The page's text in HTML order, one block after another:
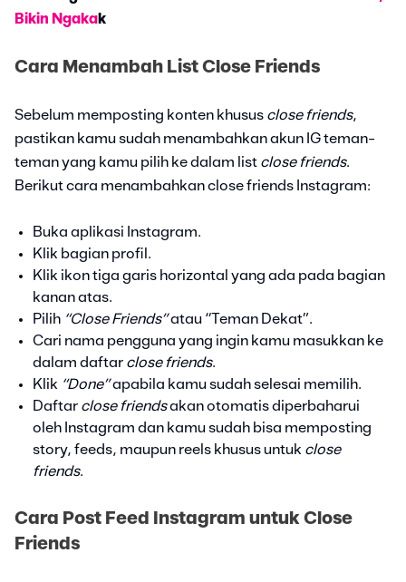
Bikin Ngakak
Cara Menambah List Close Friends
Sebelum memposting konten khusus close friends,
pastikan kamu sudah menambahkan akun IG teman-
teman yang kamu pilih ke dalam list close friends.
Berikut cara menambahkan close friends Instagram:
Buka aplikasi Instagram.
Klik bagian profil.
Klik ikon tiga garis horizontal yang ada pada bagian
kanan atas.
Pilih “Close Friends”atau “Teman Dekat”.
Cari nama pengguna yang ingin kamu masukkan ke
dalam daftar close friends.
Klik “Done”apabila kamu sudah selesai memilih.
Daftar close friendsakan otomatis diperbaharui
oleh Instagram dan kamu sudah bisa memposting
story, feeds, maupun reels khusus untuk close
friends.
Cara Post Feed Instagram untuk Close
Friends